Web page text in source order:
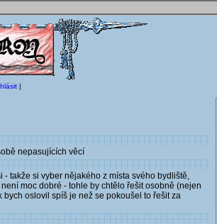
|
nepasujících věcí
takže si vyber nějakého z místa svého bydliště,
moc dobré - tohle by chtělo řešit osobně (nejen
oslovil spíš je než se pokoušel to řešit za